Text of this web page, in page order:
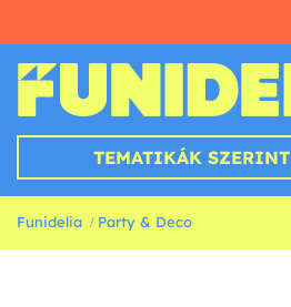
TEMATIKÁK SZERINT
Funidelia Party & Deco